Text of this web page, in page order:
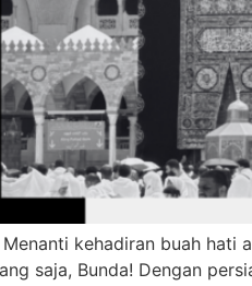
kehadiran buah
saja, Bunda! Dengan